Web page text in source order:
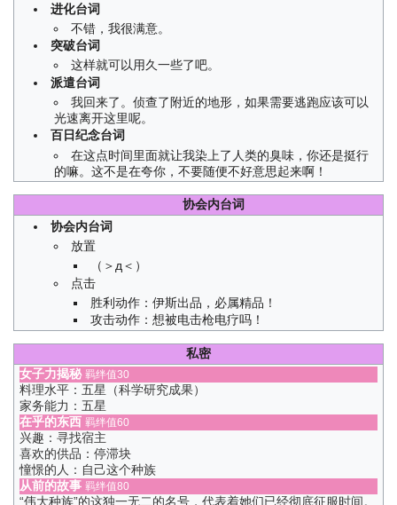
进化台词
不错，我很满意。
突破台词
这样就可以用久一些了吧。
派遣台词
我回来了。侦查了附近的地形，如果需要逃跑应该可以
光速离开这里呢。
百日纪念台词
在这点时间里面就让我染上了人类的臭味，你还是挺行
的嘛。这不是在夸你，不要随便不好意思起来啊！
协会内台词
协会内台词
放置
（＞д＜）
点击
胜利动作：伊斯出品，必属精品！
攻击动作：想被电击枪电疗吗！
私密
女子力揭秘 羁绊值30
料理水平：五星（科学研究成果）
家务能力：五星
在乎的东西 羁绊值60
兴趣：寻找宿主
喜欢的供品：停滞块
憧憬的人：自己这个种族
从前的故事 羁绊值80
“伟大种族”的这独一无二的名号，代表着她们已经彻底征服时间。